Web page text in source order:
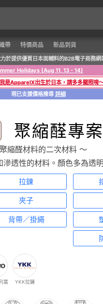
帶 特價商品 新品到貨
於提供優質日本面輔料的B2B電子商務網
Holidays (Aug 11, 13 - 14)
是ApparelX出生於日本，請多多關照唷
現已支援價格搜尋 詳細
聚縮醛專案
縮醛材料的二次材料 〜
透性的材料。顏色多為透
拉鍊
夾子
背帶／掛繩
富
YKK拉鍊